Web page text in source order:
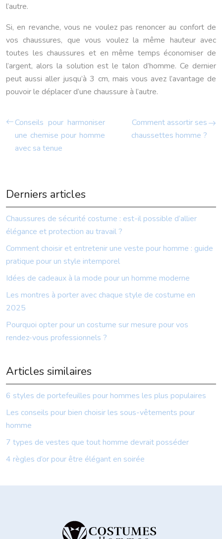
l’autre.
Si, en revanche, vous ne voulez pas renoncer au confort de
vos chaussures, que vous voulez la même hauteur avec
toutes les chaussures et en même temps économiser de
l’argent, alors la solution est le talon d’homme. Ce dernier
peut aussi aller jusqu’à 3 cm, mais vous avez l’avantage de
pouvoir le déplacer d’une chaussure à l’autre.
Conseils pour harmoniser
une chemise pour homme
avec sa tenue
Comment assortir ses
chaussettes homme ?
Derniers articles
Chaussures de sécurité costume : est-il possible d’allier
élégance et protection au travail ?
Comment choisir et entretenir une veste pour homme : guide
pratique pour un style intemporel
Idées de cadeaux à la mode pour un homme moderne
Les montres à porter avec chaque style de costume en
2025
Pourquoi opter pour un costume sur mesure pour vos
rendez-vous professionnels ?
Articles similaires
6 styles de portefeuilles pour hommes les plus populaires
Les conseils pour bien choisir les sous-vêtements pour
homme
7 types de vestes que tout homme devrait posséder
4 règles d’or pour être élégant en soirée